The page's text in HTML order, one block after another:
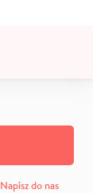
Napisz do nas